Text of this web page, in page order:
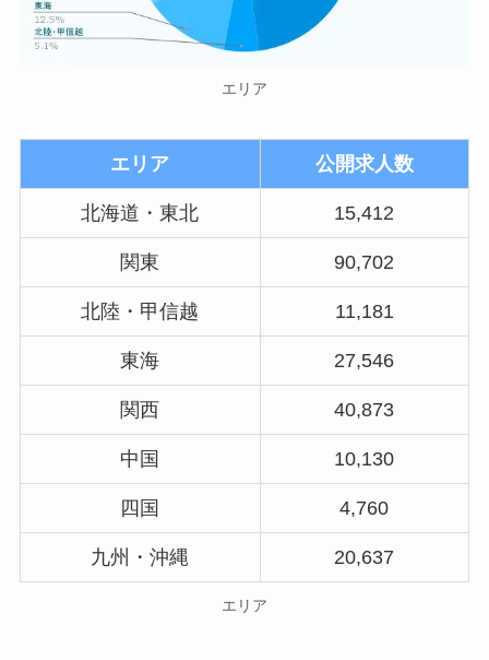
エリア
エリア 公開求人数
北海道・東北 15,412
関東 90,702
北陸・甲信越 11,181
東海 27,546
関西 40,873
中国 10,130
四国 4,760
九州・沖縄 20,637
エリア